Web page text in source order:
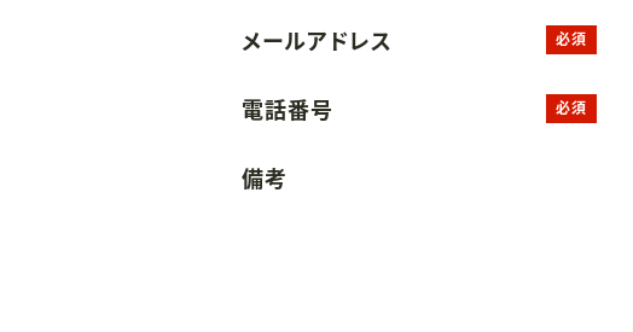
メールアドレス 必須
電話番号 必須
備考